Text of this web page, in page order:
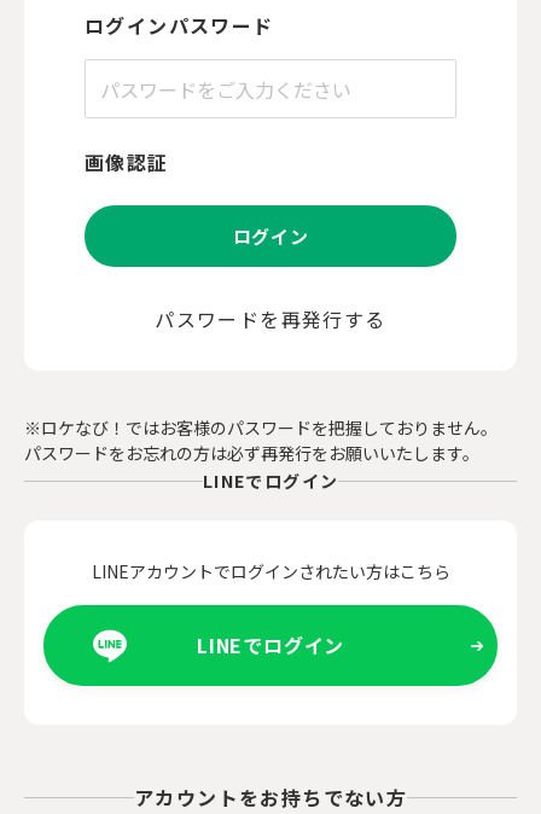
ログインパスワード
画像認証
ログイン
パスワードを再発行する
※ロケなび！ではお客様のパスワードを把握しておりません。
パスワードをお忘れの方は必ず再発行をお願いいたします。
LINEでログイン
LINEアカウントでログインされたい方はこちら
LINEでログイン
アカウントをお持ちでない方